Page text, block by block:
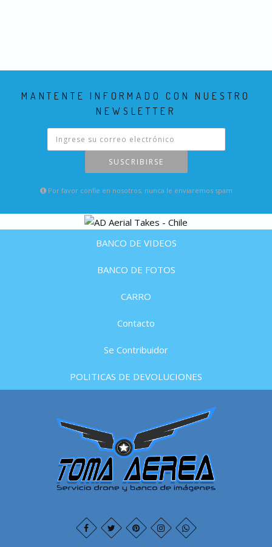
MANTENTE INFORMADO CON NUESTRO
NEWSLETTER
SUSCRIBIRSE
Por favor confie en nosotros, nunca le enviaremos spam
BANCO DE VIDEOS
BANCO DE FOTOS
CARRO
Contacto
Se Contribuidor
POLITICAS DE DEVOLUCIONES